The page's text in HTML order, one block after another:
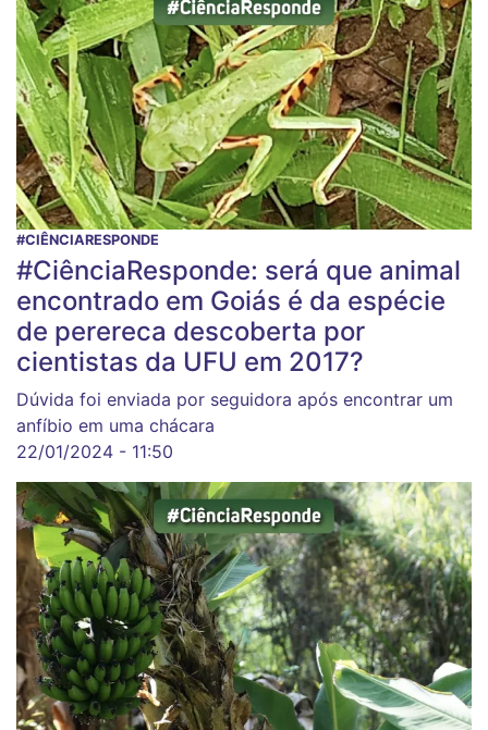
#CIÊNCIARESPONDE
#CiênciaResponde: será que animal
encontrado em Goiás é da espécie
de perereca descoberta por
cientistas da UFU em 2017?
Dúvida foi enviada por seguidora após encontrar um
anfíbio em uma chácara
22/01/2024 - 11:50